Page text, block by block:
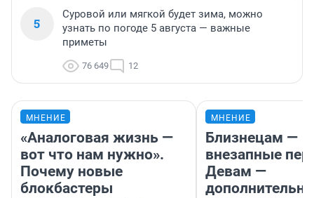
5
Суровой или мягкой будет зима, можно
узнать по погоде 5 августа — важные
приметы
76 649 12
МНЕНИЕ
«Аналоговая жизнь —
вот что нам нужно».
Почему новые
блокбастеры
МНЕНИЕ
Близнецам —
внезапные
Девам —